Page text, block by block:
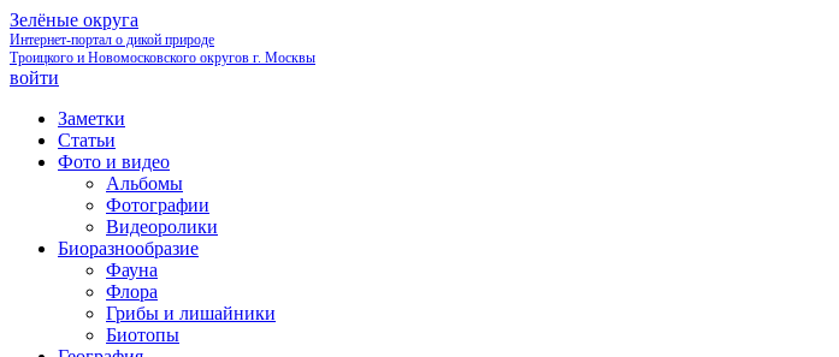
Зелёные округа
Интернет-портал о дикой природе
Троицкого и Новомосковского округов г. Москвы
войти
Заметки
Статьи
Фото и видео
Альбомы
Фотографии
Видеоролики
Биоразнообразие
Фауна
Флора
Грибы и лишайники
Биотопы